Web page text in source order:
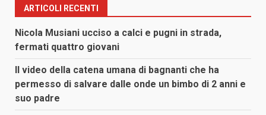
ARTICOLI RECENTI
Nicola Musiani ucciso a calci e pugni in strada,
fermati quattro giovani
Il video della catena umana di bagnanti che ha
permesso di salvare dalle onde un bimbo di 2 anni e
suo padre